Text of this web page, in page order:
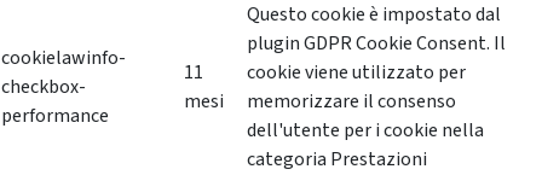
cookielawinfo-
checkbox-
performance
11
mesi
Questo cookie è impostato dal
plugin GDPR Cookie Consent. Il
cookie viene utilizzato per
memorizzare il consenso
dell'utente per i cookie nella
categoria Prestazioni